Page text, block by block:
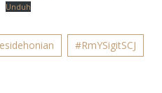
Unduh
#RmYSigitSCJ